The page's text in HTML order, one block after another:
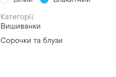
Категорії:
Вишиванки
Сорочки та блузи